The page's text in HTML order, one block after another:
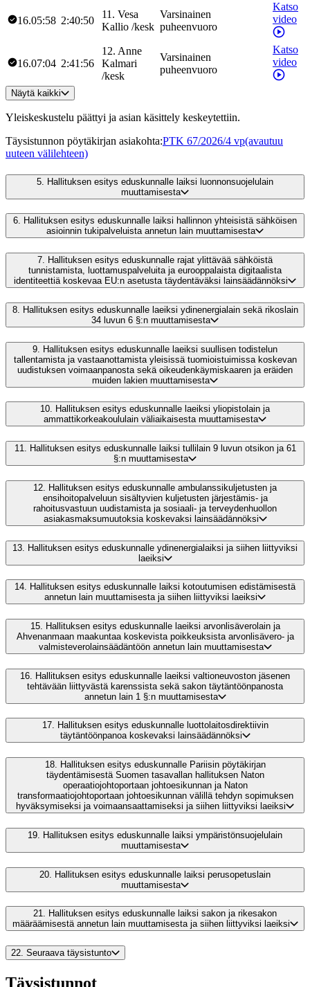
16.05:58 2:40:50
11 . Vesa
Kallio /kesk
Varsinainen
puheenvuoro
Katso
video
16.07:04 2:41:56
12. Anne
Kalmari
/kesk
Varsinainen
puheenvuoro
Katso
video
Näytä kaikki
Yleiskeskustelu päättyi ja asian käsittely keskeytettiin.
Täysistunnon pöytäkirjan asiakohta:PTK 67/2026/4 vp(avautuu
uuteen välilehteen)
5.
Hallituksen esitys eduskunnalle laiksi luonnonsuojelulain
muuttamisesta
6. Hallituksen esitys eduskunnalle laiksi hallinnon yhteisistä sähköisen
asioinnin tukipalveluista annetun lain muuttamisesta
7. Hallituksen esitys eduskunnalle rajat ylittävää sähköistä
tunnistamista, luottamuspalveluita ja eurooppalaista digitaalista
identiteettiä koskevaa EU:n asetusta täydentäväksi lainsäädännöksi
8.
Hallituksen esitys eduskunnalle laeiksi ydinenergialain sekä rikoslain
34 luvun 6 §:n muuttamisesta
9. Hallituksen esitys eduskunnalle laeiksi suullisen todistelun
tallentamista ja vastaanottamista yleisissä tuomioistuimissa koskevan
uudistuksen voimaanpanosta sekä oikeudenkäymiskaaren ja eräiden
muiden lakien muuttamisesta
10. Hallituksen esitys eduskunnalle laeiksi yliopistolain ja
ammattikorkeakoululain väliaikaisesta muuttamisesta
11. Hallituksen esitys eduskunnalle laiksi tullilain 9 luvun otsikon ja 61
§:n muuttamisesta
12.
Hallituksen esitys eduskunnalle ambulanssikuljetusten ja
ensihoitopalveluun sisältyvien kuljetusten järjestämis- ja
rahoitusvastuun uudistamista ja sosiaali- ja terveydenhuollon
asiakasmaksumuutoksia koskevaksi lainsäädännöksi
13. Hallituksen esitys eduskunnalle ydinenergialaiksi ja siihen liittyviksi
laeiksi
14. Hallituksen esitys eduskunnalle laiksi kotoutumisen edistämisestä
annetun lain muuttamisesta ja siihen liittyviksi laeiksi
15.
Hallituksen esitys eduskunnalle laeiksi arvonlisäverolain ja
Ahvenanmaan maakuntaa koskevista poikkeuksista arvonlisävero- ja
valmisteverolainsäädäntöön annetun lain muuttamisesta
16. Hallituksen esitys eduskunnalle laeiksi valtioneuvoston jäsenen
tehtävään liittyvästä karenssista sekä sakon täytäntöönpanosta
annetun lain 1 §:n muuttamisesta
17. Hallituksen esitys eduskunnalle luottolaitosdirektiivin
täytäntöönpanoa koskevaksi lainsäädännöksi
18. Hallituksen esitys eduskunnalle Pariisin pöytäkirjan
täydentämisestä Suomen tasavallan hallituksen Naton
operaatiojohtoportaan johtoesikunnan ja Naton
transformaatiojohtoportaan johtoesikunnan välillä tehdyn sopimuksen
hyväksymiseksi ja voimaansaattamiseksi ja siihen liittyviksi laeiksi
19.
Hallituksen esitys eduskunnalle laiksi ympäristönsuojelulain
muuttamisesta
20. Hallituksen esitys eduskunnalle laiksi perusopetuslain
muuttamisesta
21. Hallituksen esitys eduskunnalle laiksi sakon ja rikesakon
määräämisestä annetun lain muuttamisesta ja siihen liittyviksi laeiksi
22. Seuraava täysistunto
Täysistunnot